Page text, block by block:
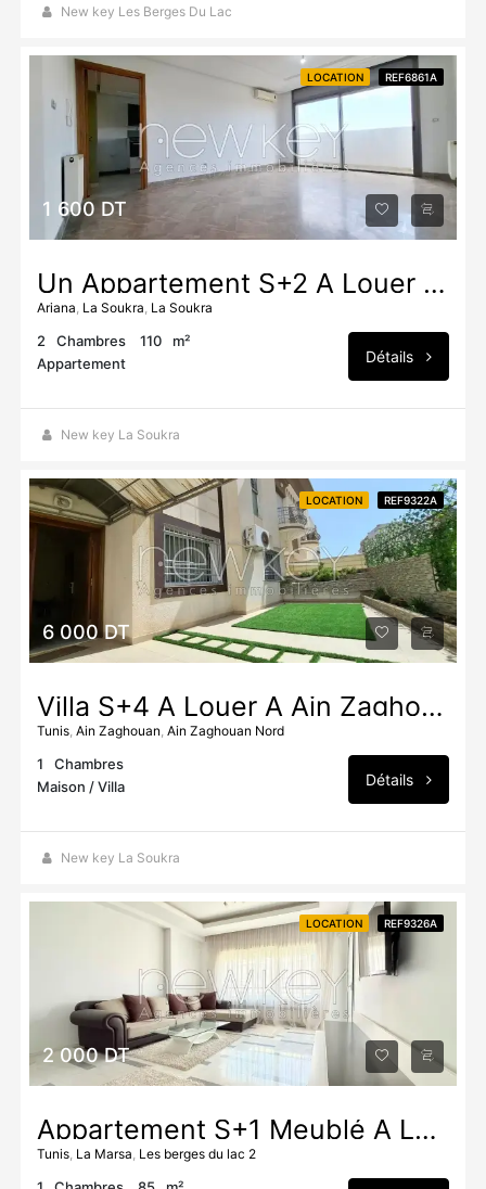
New key Les Berges Du Lac
LOCATION REF6861A
1 600 DT
Un Appartement S+2 À Louer Près Du Parc Soukra
Ariana, La Soukra, La Soukra
2 Chambres 110
m²
Appartement
Détails
New key La Soukra
LOCATION REF9322A
6 000 DT
Villa S+4 À Louer À Ain Zaghouan Nord
Tunis, Ain Zaghouan, Ain Zaghouan Nord
1
Chambres
Maison / Villa
Détails
New key La Soukra
LOCATION REF9326A
2 000 DT
Appartement S+1 Meublé À Louer Au Lac 2
Tunis, La Marsa, Les berges du lac 2